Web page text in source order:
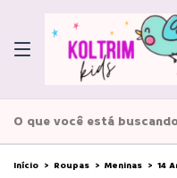
Início > Roupas > Meninas > 14